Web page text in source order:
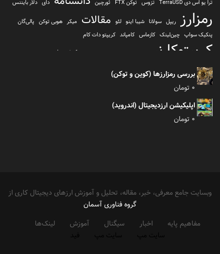
ترا یو اس دی TerraUSD
تزوس توکن FTX ثورچین دای دلار بایننس
رمزارز ریپل سولانا شیبا اینو لئو مقالات میکر هوبی توکن پالی‌گان
پنکیک سواپ چین‌لینک کازماس کامپاند کریپتو دات کام
کریپتوکارنسی کیف پول
کیف پول تراست والت
بررسی رمزارزها (کوین و توکن)
0 تومان
اپلیکیشن ارزدیجیتال (اندروید)
0 تومان
وبسایت جامع معرفی، خبر، مقاله، تحلیل و آموزش ارزهای دیجیتال کاری از
گروه فناوری آسمان
مفاهیم پایه
اخبار سیگنال آموزش
لینک‌ها